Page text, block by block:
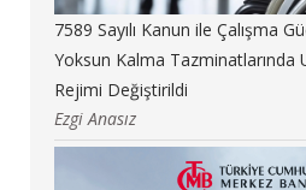
7589 Sayılı Kanun ile Çalışma
Yoksun Kalma Tazminatlarında
Rejimi Değiştirildi
Ezgi Anasız